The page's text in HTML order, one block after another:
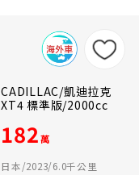
CADILLAC/凱迪拉克
XT4 標準版/2000cc
182萬
日本/2023/6.0千公里